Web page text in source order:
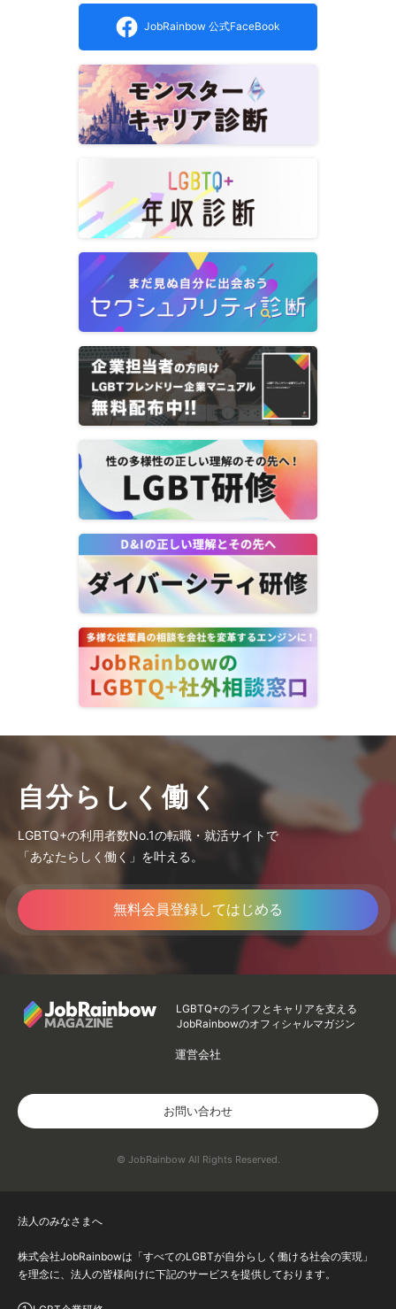
JobRainbow 公式FaceBook
自分らしく働く
LGBTQ+の利用者数No.1の転職・就活サイトで
「あなたらしく働く」を叶える。
無料会員登録してはじめる
LGBTQ+のライフとキャリアを支える
JobRainbowのオフィシャルマガジン
運営会社
お問い合わせ
© JobRainbow All Rights Reserved.
法人のみなさまへ
株式会社JobRainbowは「すべてのLGBTが自分らしく働ける社会の実現」
を理念に、法人の皆様向けに下記のサービスを提供しております。